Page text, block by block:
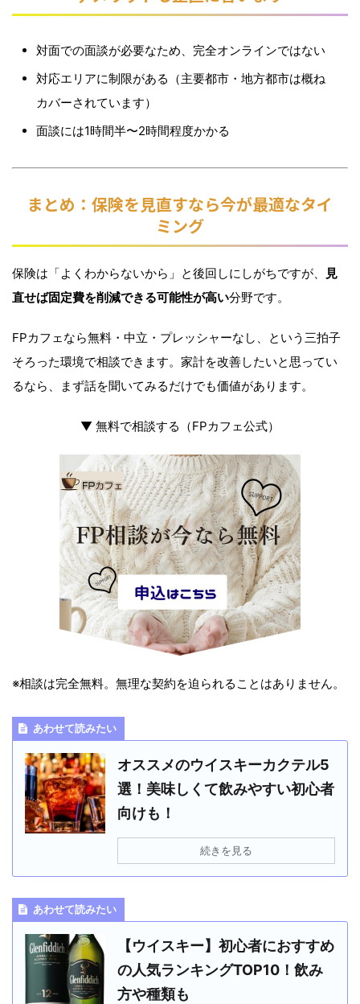
対面での面談が必要なため、完全オンラインではない
対応エリアに制限がある（主要都市・地方都市は概ね
カバーされています）
面談には1時間半〜2時間程度かかる
まとめ：保険を見直すなら今が最適なタイ
ミング
保険は「よくわからないから」と後回しにしがちですが、
見
直せば固定費を削減できる可能性が高い分野です。
FPカフェなら無料・中立・プレッシャーなし、という三拍子
そろった環境で相談できます。家計を改善したいと思ってい
るなら、まず話を聞いてみるだけでも価値があります。
▼ 無料で相談する（FPカフェ公式）
※相談は完全無料。無理な契約を迫られることはありません。
あわせて読みたい
オススメのウイスキーカクテル5
選！美味しくて飲みやすい初心者
向けも！
続きを見る
あわせて読みたい
【ウイスキー】初心者におすすめ
の人気ランキングTOP10！飲み
方や種類も